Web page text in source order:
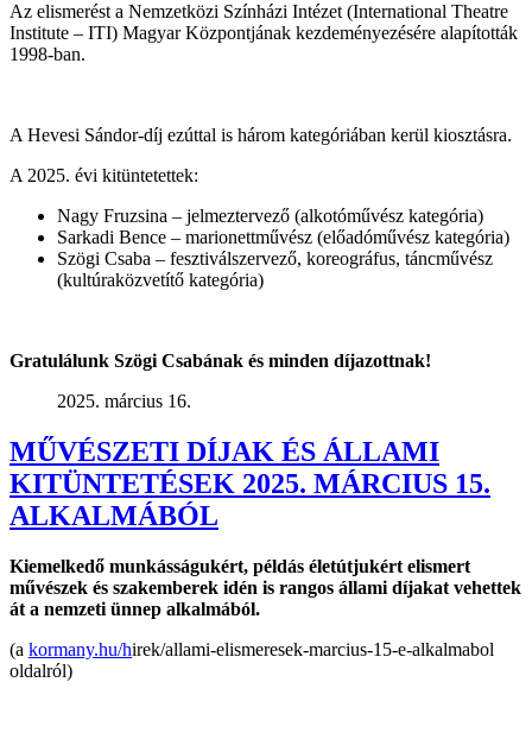
Az elismerést a Nemzetközi Színházi Intézet (International Theatre
Institute – ITI) Magyar Központjának kezdeményezésére alapították
1998-ban.
A Hevesi Sándor-díj ezúttal is három kategóriában kerül kiosztásra.
A 2025. évi kitüntetettek:
Nagy Fruzsina – jelmeztervező (alkotóművész kategória)
Sarkadi Bence – marionettművész (előadóművész kategória)
Szögi Csaba – fesztiválszervező, koreográfus, táncművész
(kultúraközvetítő kategória)
Gratulálunk Szögi Csabának és minden díjazottnak!
2025. március 16.
MŰVÉSZETI DÍJAK ÉS ÁLLAMI
KITÜNTETÉSEK 2025. MÁRCIUS 15.
ALKALMÁBÓL
Kiemelkedő munkásságukért, példás életútjukért elismert
művészek és szakemberek idén is rangos állami díjakat vehettek
át a nemzeti ünnep alkalmából.
(a kormany.hu/hirek/allami-elismeresek-marcius-15-e-alkalmabol
oldalról)